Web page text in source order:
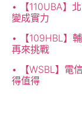
【110UBA】
變成實力
【109HBL】
再來挑戰
【WSBL】電
得值得